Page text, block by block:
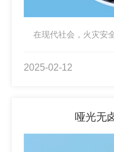
在现代社会，火灾安全
2025-02-12
哑光无